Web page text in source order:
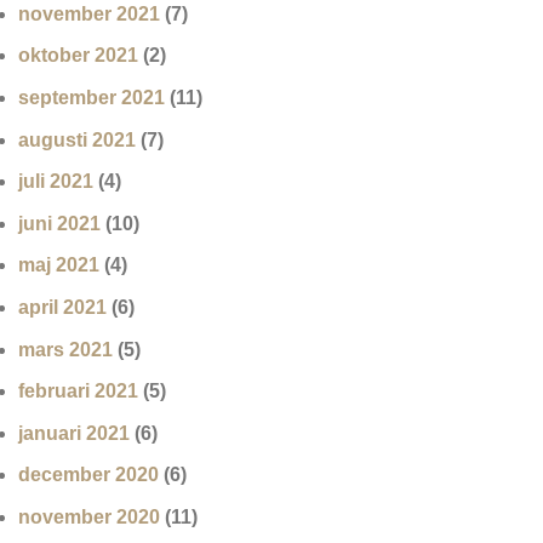
november 2021 (7)
oktober 2021 (2)
september 2021 (11)
augusti 2021 (7)
juli 2021 (4)
juni 2021 (10)
maj 2021 (4)
april 2021 (6)
mars 2021 (5)
februari 2021 (5)
januari 2021 (6)
december 2020 (6)
november 2020 (11)